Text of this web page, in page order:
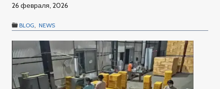
26 февраля, 2026
BLOG NEWS